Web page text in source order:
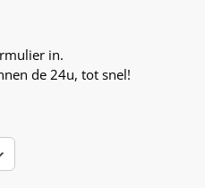
in.
de 24u, tot snel!